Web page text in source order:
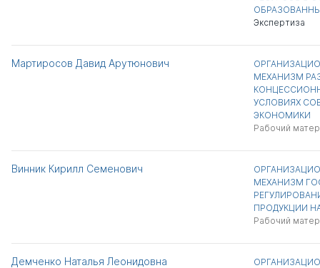
Экспертиза
Мартиросов Давид Арутюнович
МЕХАНИЗМ
УСЛОВИЯХ
ЭКОНОМИКИ
Рабочий
Винник Кирилл Семенович
МЕХАНИЗМ
ПРОДУКЦИИ
Рабочий
Демченко Наталья Леонидовна